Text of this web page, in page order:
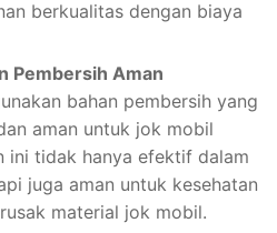
berkualitas dengan biaya
Pembersih Aman
bahan pembersih yang
aman untuk jok mobil
ini tidak hanya efektif dalam
juga aman untuk kesehatan
material jok mobil.